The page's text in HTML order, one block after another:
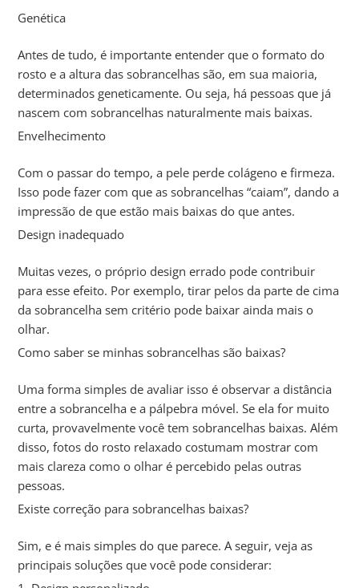
Genética
Antes de tudo, é importante entender que o formato do
rosto e a altura das sobrancelhas são, em sua maioria,
determinados geneticamente. Ou seja, há pessoas que já
nascem com sobrancelhas naturalmente mais baixas.
Envelhecimento
Com o passar do tempo, a pele perde colágeno e firmeza.
Isso pode fazer com que as sobrancelhas “caiam”, dando a
impressão de que estão mais baixas do que antes.
Design inadequado
Muitas vezes, o próprio design errado pode contribuir
para esse efeito. Por exemplo, tirar pelos da parte de cima
da sobrancelha sem critério pode baixar ainda mais o
olhar.
Como saber se minhas sobrancelhas são baixas?
Uma forma simples de avaliar isso é observar a distância
entre a sobrancelha e a pálpebra móvel. Se ela for muito
curta, provavelmente você tem sobrancelhas baixas. Além
disso, fotos do rosto relaxado costumam mostrar com
mais clareza como o olhar é percebido pelas outras
pessoas.
Existe correção para sobrancelhas baixas?
Sim, e é mais simples do que parece. A seguir, veja as
principais soluções que você pode considerar: